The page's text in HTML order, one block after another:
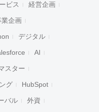
ビス 経営企画
業企画
デジタル
AI
スター
グ HubSpot
バル 外資